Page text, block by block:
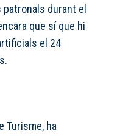
durant el
que sí que hi
el 24
Turisme, ha